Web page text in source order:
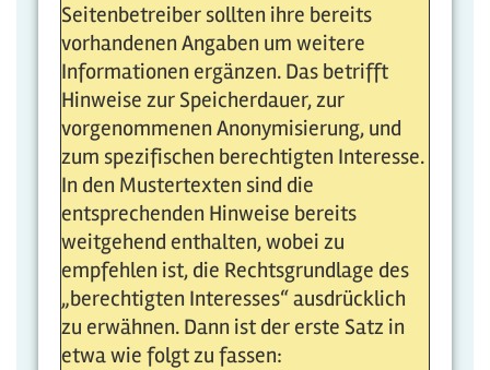
Seitenbetreiber sollten ihre bereits
vorhandenen Angaben um weitere
Informationen ergänzen. Das betrifft
Hinweise zur Speicherdauer, zur
vorgenommenen Anonymisierung, und
zum spezifischen berechtigten Interesse.
In den Mustertexten sind die
entsprechenden Hinweise bereits
weitgehend enthalten, wobei zu
empfehlen ist, die Rechtsgrundlage des
„berechtigten Interesses“ ausdrücklich
zu erwähnen. Dann ist der erste Satz in
etwa wie folgt zu fassen: